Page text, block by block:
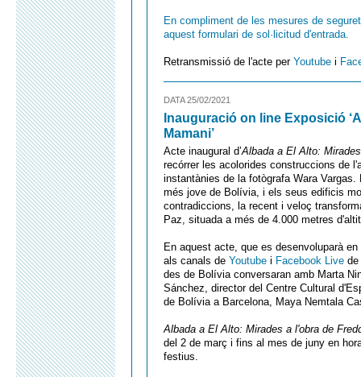
En compliment de les mesures de
aquest formulari de sol·licitud d'entrada.
Retransmissió de l'acte per Youtube i
DATA 25/02/2021
Inauguració on line Exposició
Mamani’
Acte inaugural d’Albada a El Alto:
recórrer les acolorides construccions de
instantànies de la fotògrafa Wara
més jove de Bolívia, i els seus edificis
contradiccions, la recent i veloç
Paz, situada a més de 4.000 metres
En aquest acte, que es desenvoluparà
als canals de Youtube i Facebook Live de
des de Bolívia conversaran amb Marta
Sánchez, director del Centre Cultural
de Bolívia a Barcelona, Maya Nemtala
Albada a El Alto: Mirades a l'obra de
del 2 de març i fins al mes de juny en
festius.